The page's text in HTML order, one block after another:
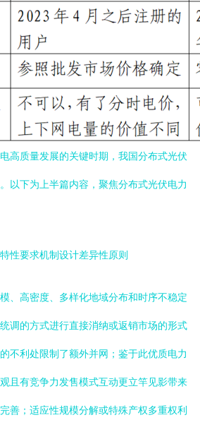
高质量发展的关键时期，我国分布式光伏
以下为上半篇内容，聚焦分布式光伏电力
性要求机制设计差异性原则
、高密度、多样化地域分布和时序不稳定
调的方式进行直接消纳或返销市场的形式
不利处限制了额外并网；鉴于此优质电力
且有竞争力发售模式互动更立竿见影带来
善；适应性规模分解或特殊产权多重权利